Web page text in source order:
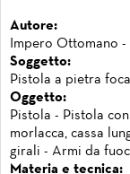
Autore:
Impero Ottomano -
Soggetto:
Pistola a pietra
Oggetto:
Pistola - Pistola
morlacca, cassa
girali - Armi da
Materia e tecnica: